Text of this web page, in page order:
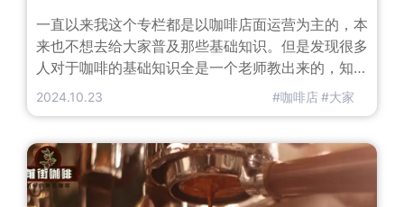
一直以来我这个专栏都是以咖啡店面运营为主的，本
来也不想去给大家普及那些基础知识。但是发现很多
人对于咖啡的基础知识全是一个老师教出来的，知道
的部分都一样，有些部分确没见人提及过。所以我写
么说起吧从生物学上分类届门纲目科属种维基百科上
面这个分类更细致就贴图给大家看吧咖啡属以内的我
们都叫做咖啡但是实际上咖啡属下面
2024.10.23 #咖啡店 #大家